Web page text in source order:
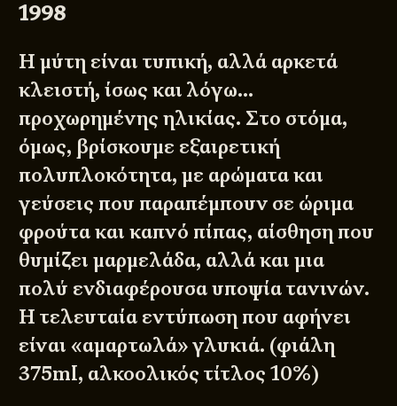
1998
Η μύτη είναι τυπική, αλλά αρκετά
κλειστή, ίσως και λόγω…
προχωρημένης ηλικίας. Στο στόμα,
όμως, βρίσκουμε εξαιρετική
πολυπλοκότητα, με αρώματα και
γεύσεις που παραπέμπουν σε ώριμα
φρούτα και καπνό πίπας, αίσθηση που
θυμίζει μαρμελάδα, αλλά και μια
πολύ ενδιαφέρουσα υποψία τανινών.
Η τελευταία εντύπωση που αφήνει
είναι «αμαρτωλά» γλυκιά. (φιάλη
375ml, αλκοολικός τίτλος 10%)